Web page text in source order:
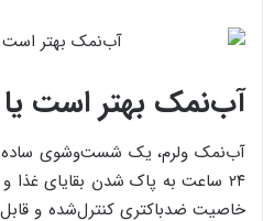
آب‌نمک بهتر است
آب‌نمک ولرم، یک شست‌وشوی ساده
۲۴ ساعت به پاک شدن بقایای
خاصیت ضدباکتری کنترل‌شده و قابل